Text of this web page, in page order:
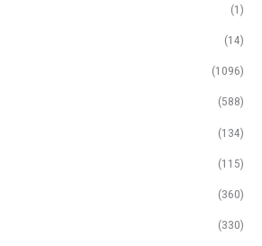
(1)
(14)
(1096)
(588)
(134)
(115)
(360)
(330)